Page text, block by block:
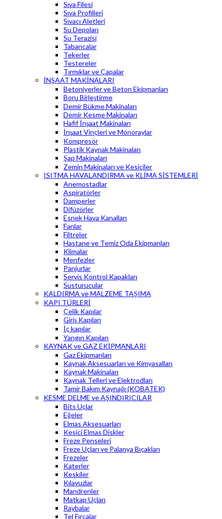
Sıva Filesi
Sıva Profilleri
Sıvacı Aletleri
Su Depoları
Su Terazisi
Tabancalar
Tekerler
Testereler
Tırmıklar ve Çapalar
İNŞAAT MAKİNALARI
Betoniyerler ve Beton Ekipmanları
Boru Birleştirme
Demir Bükme Makinaları
Demir Kesme Makinaları
Hafif İnşaat Makinaları
İnşaat Vinçleri ve Monoraylar
Kompresör
Plastik Kaynak Makinaları
Şap Makinaları
Zemin Makinaları ve Kesiciler
ISITMA HAVALANDIRMA ve KLİMA SİSTEMLERİ
Anemostadlar
Aspiratörler
Damperler
Difüzörler
Esnek Hava Kanalları
Fanlar
Filtreler
Hastane ve Temiz Oda Ekipmanları
Klimalar
Menfezler
Panjurlar
Servis Kontrol Kapakları
Susturucular
KALDIRMA ve MALZEME TAŞIMA
KAPI TÜRLERİ
Çelik Kapılar
Giriş Kapıları
İç kapılar
Yangın Kapıları
KAYNAK ve GAZ EKİPMANLARI
Gaz Ekipmanları
Kaynak Aksesuarları ve Kimyasalları
Kaynak Makinaları
Kaynak Telleri ve Elektrodları
Tamir Bakım Kaynağı (KOBATEK)
KESME DELME ve AŞINDIRICILAR
Bits Uçlar
Eğeler
Elmas Aksesuarları
Kesici Elmas Diskler
Freze Penseleri
Freze Uçları ve Palanya Bıçakları
Frezeler
Katerler
Keskiler
Kılavuzlar
Mandrenler
Matkap Uçları
Raybalar
Tel Fırçalar